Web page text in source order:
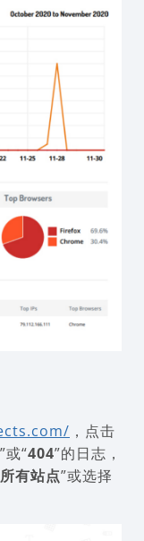
，点击
”或“404”的日志，
有站点”或选择